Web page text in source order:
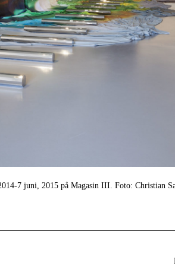
7 juni, 2015 på Magasin III. Foto: Christian